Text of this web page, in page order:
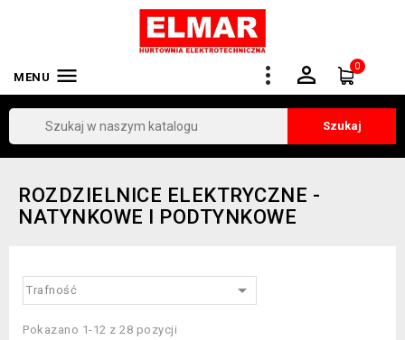
MENU  0

Szukaj
ROZDZIELNICE ELEKTRYCZNE -
NATYNKOWE I PODTYNKOWE
Trafność 
Pokazano 1-12 z 28 pozycji